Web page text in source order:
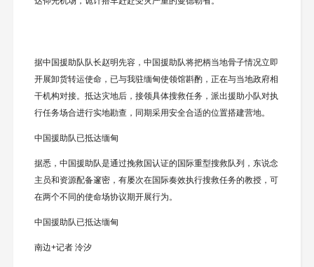
据中国援助队队长赵明先容，中国援助队将把柄当地骨子情况立即
开展卸货转运使命，已与我驻缅甸使领馆斟酌，正在与当地政府相
干机构对接。抵达灾地后，接领具体搜救任务，派出援助小队对执
行任务场合进行实地勘查，同期采用安全合适的位置搭建营地。
中国援助队已抵达缅甸
据悉，中国援助队是通过挽救国认证的国际重型搜救队列，东说念
主员和资源配备邃密，有屡次在国际奏效执行搜救任务的教授，可
在两个不同的使命场协议期开展行为。
中国援助队已抵达缅甸
南边+记者 泠汐